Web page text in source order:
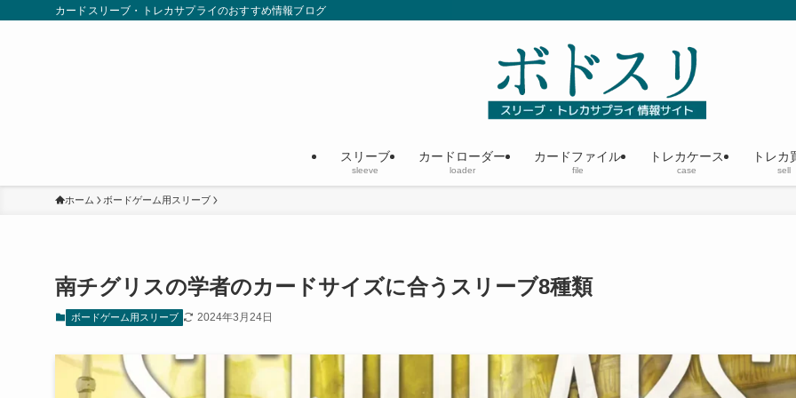
カードスリーブ・トレカサプライのおすすめ情報ブログ
スリーブ
sleeve
カードローダー
loader
カードファイル
file
トレカケース
case
トレカ
sell
ホーム ボードゲーム用スリーブ
南チグリスの学者のカードサイズに合うスリーブ8種類
ボードゲーム用スリーブ 2024年3月24日